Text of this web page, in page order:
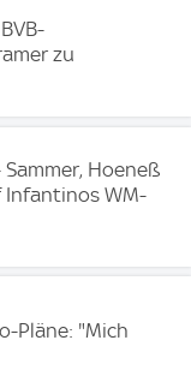
zu
Hoeneß
Infantinos WM-
Pläne: "Mich